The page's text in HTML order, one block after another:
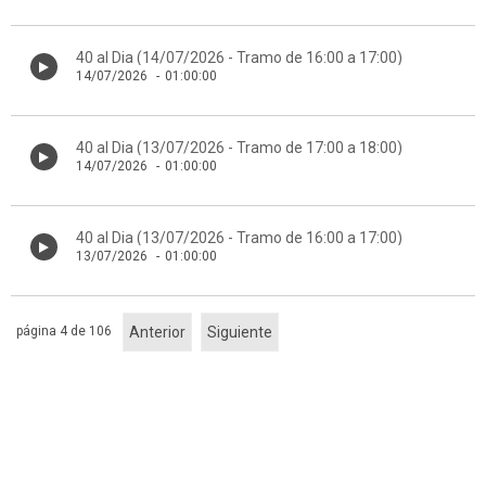
40 al Dia (14/07/2026 - Tramo de 16:00 a 17:00)
14/07/2026 - 01:00:00
40 al Dia (13/07/2026 - Tramo de 17:00 a 18:00)
14/07/2026 - 01:00:00
40 al Dia (13/07/2026 - Tramo de 16:00 a 17:00)
13/07/2026 - 01:00:00
Anterior Siguiente
página 4 de 106